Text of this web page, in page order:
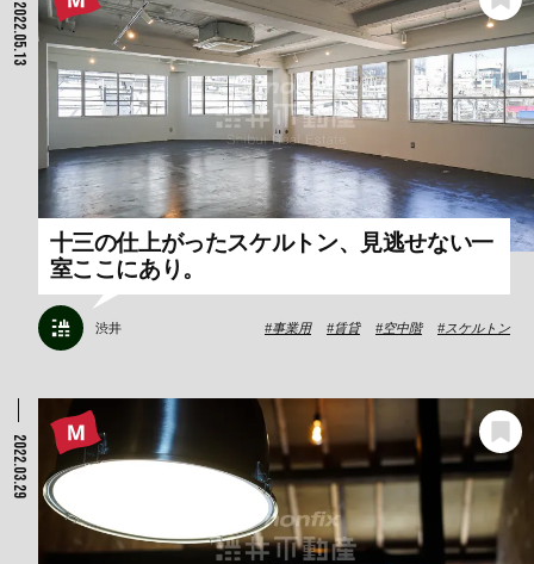
2022.05.13
十三の仕上がったスケルトン、見逃せない一
室ここにあり。
渋井 事業用 賃貸 空中階 スケルトン
2022.03.29